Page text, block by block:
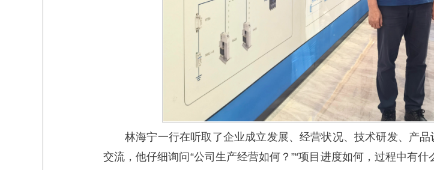
林海宁一行在听取了企业成立发展、经营状况、技术研发、产
交流，他仔细询问“公司生产经营如何？”“项目进度如何，过程中有